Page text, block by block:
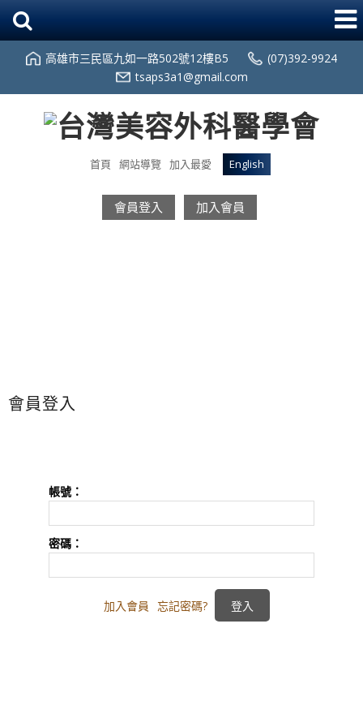
高雄市三民區九如一路502號12樓B5
(07)392-9924
tsaps3a1@gmail.com
首頁 網站導覽 加入最愛 English
會員登入 加入會員
會員登入
帳號：
密碼：
加入會員 忘記密碼?